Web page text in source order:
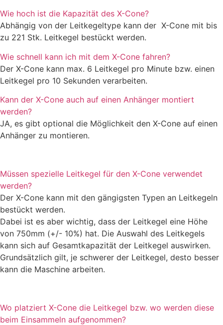
Wie hoch ist die Kapazität des X-Cone?
Abhängig von der Leitkegeltype kann der X-Cone mit bis
zu 221 Stk. Leitkegel bestückt werden.
Wie schnell kann ich mit dem X-Cone fahren?
Der X-Cone kann max. 6 Leitkegel pro Minute bzw. einen
Leitkegel pro 10 Sekunden verarbeiten.
Kann der X-Cone auch auf einen Anhänger montiert
werden?
JA, es gibt optional die Möglichkeit den X-Cone auf einen
Anhänger zu montieren.
Müssen spezielle Leitkegel für den X-Cone verwendet
werden?
Der X-Cone kann mit den gängigsten Typen an Leitkegeln
bestückt werden.
Dabei ist es aber wichtig, dass der Leitkegel eine Höhe
von 750mm (+/- 10%) hat. Die Auswahl des Leitkegels
kann sich auf Gesamtkapazität der Leitkegel auswirken.
Grundsätzlich gilt, je schwerer der Leitkegel, desto besser
kann die Maschine arbeiten.
Wo platziert X-Cone die Leitkegel bzw. wo werden diese
beim Einsammeln aufgenommen?